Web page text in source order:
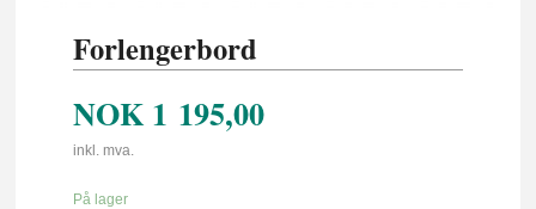
Forlengerbord
NOK 1 195,00
inkl. mva.
På lager